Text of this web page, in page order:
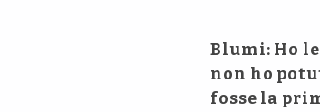
Blumi: Ho
non ho
fosse la